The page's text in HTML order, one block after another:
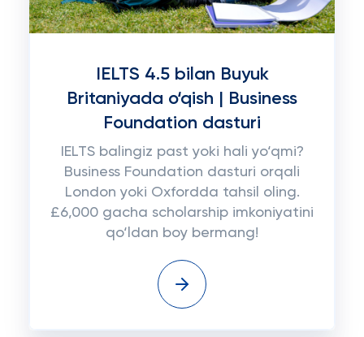
IELTS 4.5 bilan Buyuk
Britaniyada o‘qish | Business
Foundation dasturi
IELTS balingiz past yoki hali yo‘qmi?
Business Foundation dasturi orqali
London yoki Oxfordda tahsil oling.
£6,000 gacha scholarship imkoniyatini
qo‘ldan boy bermang!